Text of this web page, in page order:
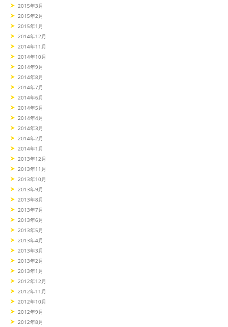
2015年3月
2015年2月
2015年1月
2014年12月
2014年11月
2014年10月
2014年9月
2014年8月
2014年7月
2014年6月
2014年5月
2014年4月
2014年3月
2014年2月
2014年1月
2013年12月
2013年11月
2013年10月
2013年9月
2013年8月
2013年7月
2013年6月
2013年5月
2013年4月
2013年3月
2013年2月
2013年1月
2012年12月
2012年11月
2012年10月
2012年9月
2012年8月